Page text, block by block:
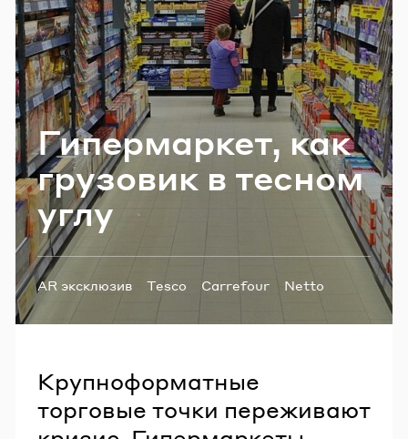
Ги­пер­мар­кет, как
гру­зо­вик в тес­ном
углу
Теги:
AR эксклюзив Tesco Carrefour
Netto
гипермаркет
Крупноформатные
торговые точки переживают
Email
Пароль
Забыли пароль?